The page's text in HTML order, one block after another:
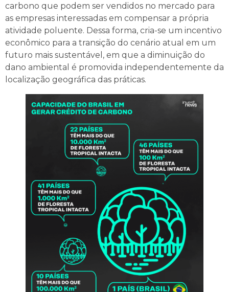
carbono que podem ser vendidos no mercado para
as empresas interessadas em compensar a própria
atividade poluente. Dessa forma, cria-se um incentivo
econômico para a transição do cenário atual em um
futuro mais sustentável, em que a diminuição do
dano ambiental é promovida independentemente da
localização geográfica das práticas.